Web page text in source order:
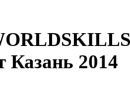
Казань 2014